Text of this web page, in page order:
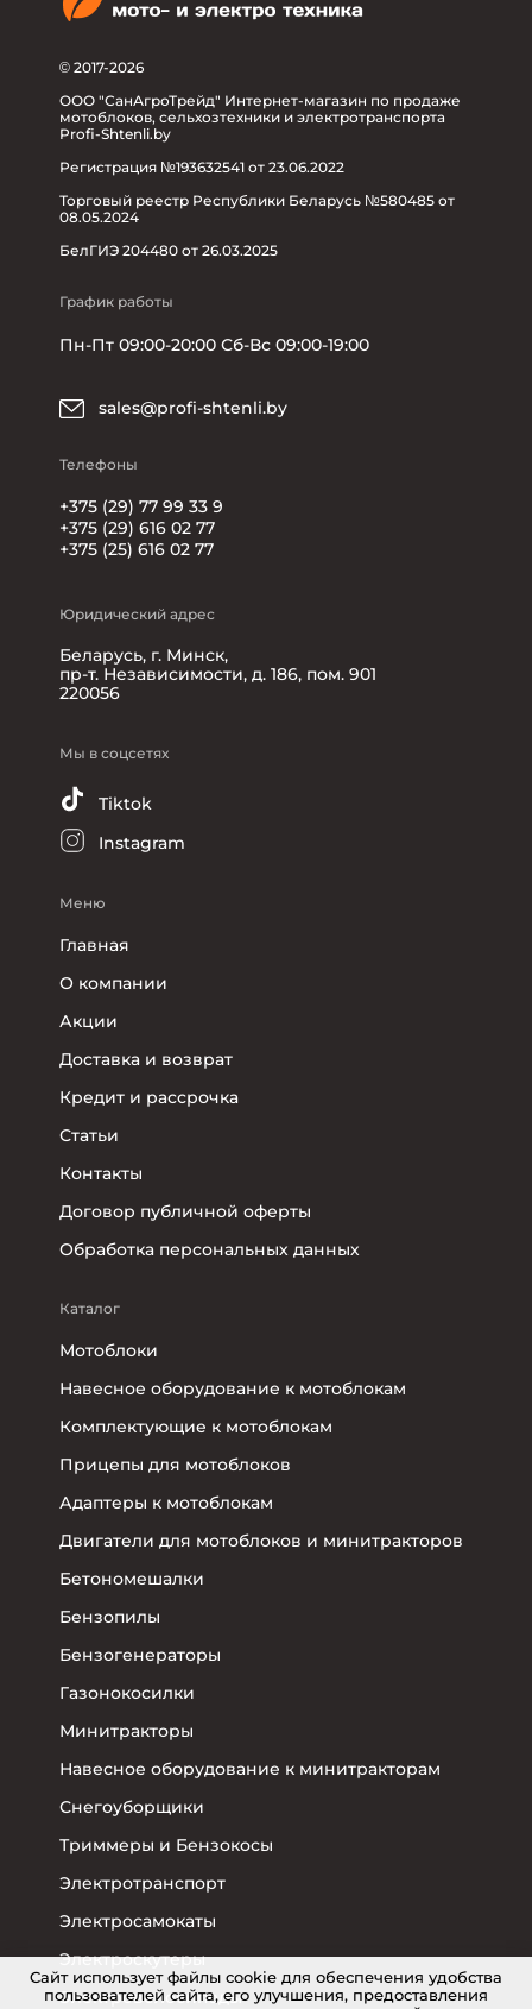
© 2017-2026
ООО "СанАгроТрейд" Интернет-магазин по продаже
мотоблоков, сельхозтехники и электротранспорта
Profi-Shtenli.by
Регистрация №193632541 от 23.06.2022
Торговый реестр Республики Беларусь №580485 от
08.05.2024
БелГИЭ 204480 от 26.03.2025
График работы
Пн-Пт 09:00-20:00 Сб-Вс 09:00-19:00
sales@profi-shtenli.by
Телефоны
+375 (29) 77 99 33 9
+375 (29) 616 02 77
+375 (25) 616 02 77
Юридический адрес
Беларусь, г. Минск,
пр-т. Независимости, д. 186, пом. 901
220056
Мы в соцсетях
Tiktok
Instagram
Меню
Главная
О компании
Акции
Доставка и возврат
Кредит и рассрочка
Статьи
Контакты
Договор публичной оферты
Обработка персональных данных
Каталог
Мотоблоки
Навесное оборудование к мотоблокам
Комплектующие к мотоблокам
Прицепы для мотоблоков
Адаптеры к мотоблокам
Двигатели для мотоблоков и минитракторов
Бетономешалки
Бензопилы
Бензогенераторы
Газонокосилки
Минитракторы
Навесное оборудование к минитракторам
Снегоуборщики
Триммеры и Бензокосы
Электротранспорт
Электросамокаты
Электроскутеры
Электровелосипеды
Cайт использует файлы cookie для обеспечения удобства
пользователей сайта, его улучшения, предоставления